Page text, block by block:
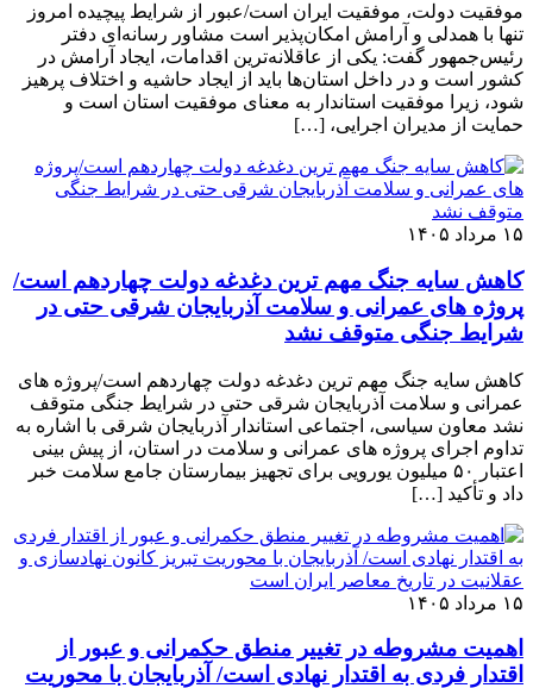
موفقیت دولت، موفقیت ایران است/عبور از شرایط پیچیده امروز
تنها با همدلی و آرامش امکان‌پذیر است مشاور رسانه‌ای دفتر
رئیس‌جمهور گفت: یکی از عاقلانه‌ترین اقدامات، ایجاد آرامش در
کشور است و در داخل استان‌ها باید از ایجاد حاشیه و اختلاف پرهیز
شود، زیرا موفقیت استاندار به معنای موفقیت استان است و
حمایت از مدیران اجرایی، […]
۱۵ مرداد ۱۴۰۵
کاهش سایه جنگ مهم ‌ترین دغدغه دولت چهاردهم است/
پروژه ‌های عمرانی و سلامت آذربایجان شرقی حتی در
شرایط جنگی متوقف نشد
کاهش سایه جنگ مهم ‌ترین دغدغه دولت چهاردهم است/پروژه ‌های
عمرانی و سلامت آذربایجان شرقی حتی در شرایط جنگی متوقف
نشد معاون سیاسی، اجتماعی استاندار آذربایجان شرقی با اشاره به
تداوم اجرای پروژه ‌های عمرانی و سلامت در استان، از پیش ‌بینی
اعتبار ۵۰ میلیون یورویی برای تجهیز بیمارستان جامع سلامت خبر
داد و تأکید […]
۱۵ مرداد ۱۴۰۵
اهمیت مشروطه در تغییر منطق حکمرانی و عبور از
اقتدار فردی به اقتدار نهادی است/ آذربایجان با محوریت